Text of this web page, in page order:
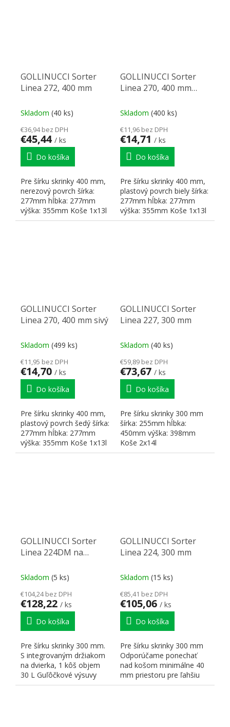
GOLLINUCCI Sorter
Linea 272, 400 mm
Skladom (40 ks)
€36,94 bez DPH
€45,44 / ks
Do košíka
Pre šírku skrinky 400 mm,
nerezový povrch šírka:
277mm hĺbka: 277mm
výška: 355mm Koše 1x13l
GOLLINUCCI Sorter
Linea 270, 400 mm
Skladom (400 ks)
€11,96 bez DPH
€14,71 / ks
Do košíka
Pre šírku skrinky 400 mm,
plastový povrch biely šírka:
277mm hĺbka: 277mm
výška: 355mm Koše 1x13l
GOLLINUCCI Sorter
Linea 270, 400 mm sivý
Skladom (499 ks)
€11,95 bez DPH
€14,70 / ks
Do košíka
Pre šírku skrinky 400 mm,
plastový povrch šedý šírka:
277mm hĺbka: 277mm
výška: 355mm Koše 1x13l
GOLLINUCCI Sorter
Linea 227, 300 mm
Skladom (40 ks)
€59,89 bez DPH
€73,67 / ks
Do košíka
Pre šírku skrinky 300 mm
šírka: 255mm hĺbka:
450mm výška: 398mm
Koše 2x14l
GOLLINUCCI Sorter
Linea 224DM na
Skladom (5 ks)
€104,24 bez DPH
€128,22 / ks
Do košíka
Pre šírku skrinky 300 mm.
S integrovaným držiakom
na dvierka, 1 kôš objem
30 L Guľôčkové výsuvy
bez doťahu a bez...
GOLLINUCCI Sorter
Linea 224, 300 mm
Skladom (15 ks)
€85,41 bez DPH
€105,06 / ks
Do košíka
Pre šírku skrinky 300 mm
Odporúčame ponechať
nad košom minimálne 40
mm priestoru pre ľahšiu
manipuláciu šírka: